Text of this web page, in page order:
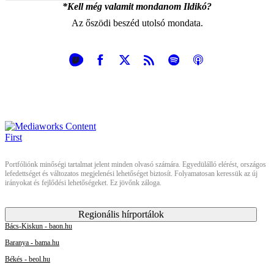
*Kell még valamit mondanom Ildikó?
Az őszödi beszéd utolsó mondata.
Portfóliónk minőségi tartalmat jelent minden olvasó számára. Egyedülálló elérést, országos
lefedettséget és változatos megjelenési lehetőséget biztosít. Folyamatosan keressük az új
irányokat és fejlődési lehetőségeket. Ez jövőnk záloga.
Regionális hírportálok
Bács-Kiskun - baon.hu
Baranya - bama.hu
Békés - beol.hu